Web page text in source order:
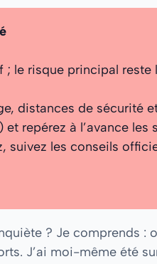
; le risque principal
distances de sécurité
repérez à l’avance les
suivez les conseils
? Je comprends :
J’ai moi-même été